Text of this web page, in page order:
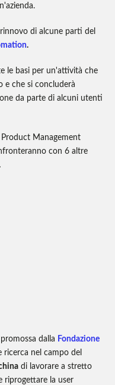
di alcune parti del
.
le basi per un'attività che
e che si concluderà
da parte di alcuni utenti
Management
con 6 altre
dalla Fondazione
ricerca nel campo del
di lavorare a stretto
riprogettare la user